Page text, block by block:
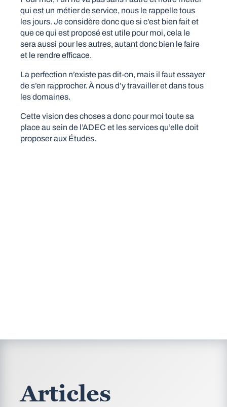
qui est un métier de service, nous le rappelle tous
les jours. Je considère donc que si c’est bien fait et
que ce qui est proposé est utile pour moi, cela le
sera aussi pour les autres, autant donc bien le faire
et le rendre efficace.
La perfection n’existe pas dit-on, mais il faut essayer
de s’en rapprocher. À nous d’y travailler et dans tous
les domaines.
Cette vision des choses a donc pour moi toute sa
place au sein de l’ADEC et les services qu’elle doit
proposer aux Études.
Articles